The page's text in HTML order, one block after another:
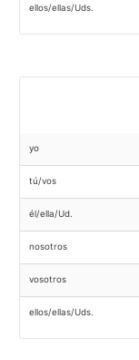
ellos/ellas/Uds.
yo
tú/vos
él/ella/Ud.
nosotros
vosotros
ellos/ellas/Uds.